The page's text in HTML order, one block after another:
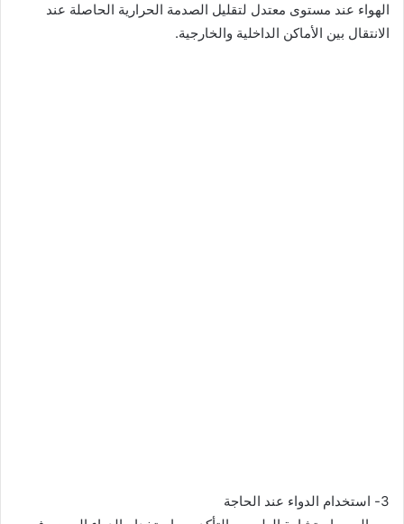
الهواء عند مستوى معتدل لتقليل الصدمة الحرارية الحاصلة عند
الانتقال بين الأماكن الداخلية والخارجية.
3- استخدام الدواء عند الحاجة